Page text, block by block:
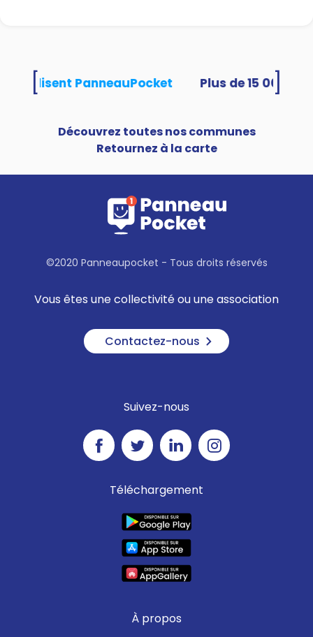
utilisent PanneauPocket
Découvrez toutes nos communes
Retournez à la carte
©2020 Panneaupocket - Tous droits réservés
Vous êtes une collectivité ou une association
Contactez-nous
Suivez-nous
Téléchargement
À propos